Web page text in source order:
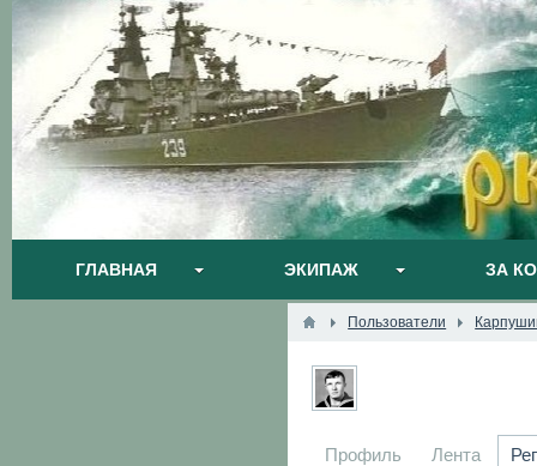
ГЛАВНАЯ ЭКИПАЖ ЗА
Пользователи
Профиль Лента